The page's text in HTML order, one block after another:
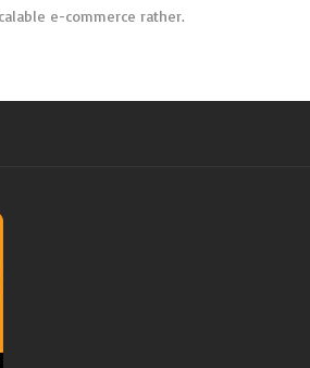
e-commerce rather.